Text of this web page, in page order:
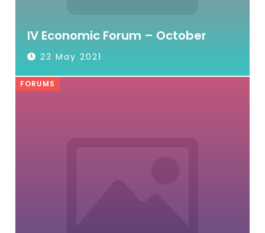
IV Economic Forum – October
23 May 2021
FORUMS